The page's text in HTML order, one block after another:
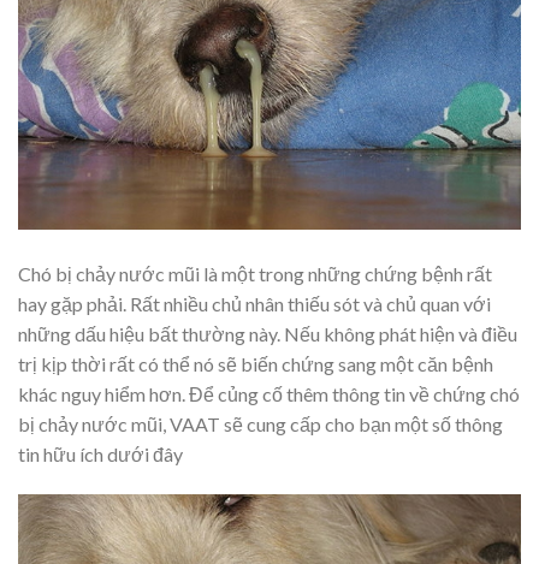
Chó bị chảy nước mũi là một trong những chứng bệnh rất
hay gặp phải. Rất nhiều chủ nhân thiếu sót và chủ quan với
những dấu hiệu bất thường này. Nếu không phát hiện và điều
trị kịp thời rất có thể nó sẽ biến chứng sang một căn bệnh
khác nguy hiểm hơn. Để củng cố thêm thông tin về chứng chó
bị chảy nước mũi, VAAT sẽ cung cấp cho bạn một số thông
tin hữu ích dưới đây